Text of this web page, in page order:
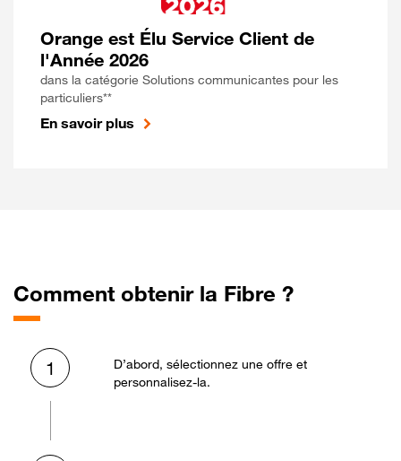
Orange est Élu Service Client de
l'Année 2026
dans la catégorie Solutions communicantes pour les
particuliers**
En savoir plus
Comment obtenir la Fibre ?
1
D’abord, sélectionnez une offre et
personnalisez-la.